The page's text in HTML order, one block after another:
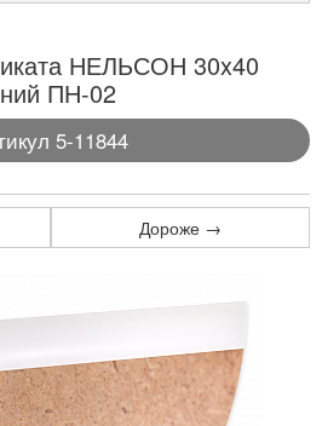
НЕЛЬСОН 30x40
ПН-02
5-11844
Дороже →